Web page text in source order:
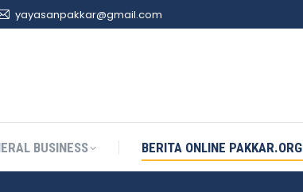
yayasanpakkar@gmail.com
BUSINESS BERITA ONLINE PAKKAR.ORG
BUSINESS BERITA ONLINE PAKKAR.ORG